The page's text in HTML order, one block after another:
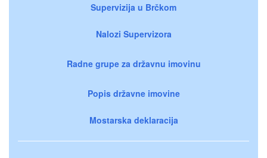
Supervizija u Brčkom
Nalozi Supervizora
Radne grupe za državnu imovinu
Popis državne imovine
Mostarska deklaracija